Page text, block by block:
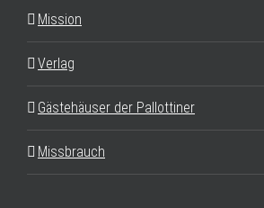
Mission
Verlag
Gästehäuser der Pallottiner
Missbrauch